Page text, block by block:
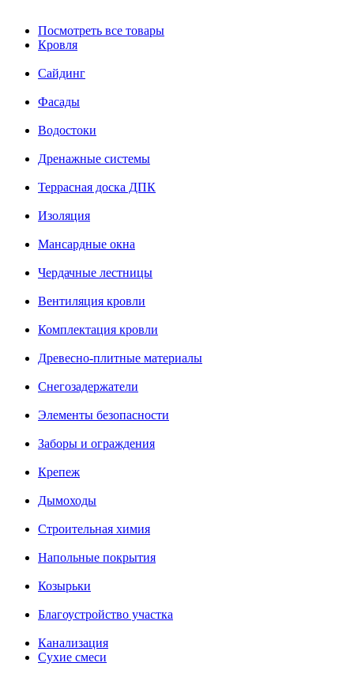
Посмотреть все товары
Кровля
Сайдинг
Фасады
Водостоки
Дренажные системы
Террасная доска ДПК
Изоляция
Мансардные окна
Чердачные лестницы
Вентиляция кровли
Комплектация кровли
Древесно-плитные материалы
Снегозадержатели
Элементы безопасности
Заборы и ограждения
Крепеж
Дымоходы
Строительная химия
Напольные покрытия
Козырьки
Благоустройство участка
Канализация
Сухие смеси